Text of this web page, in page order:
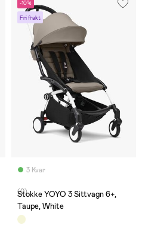
-10%
Fri frakt
3 Kvar
(0)
Stokke YOYO 3 Sittvagn 6+,
Taupe, White